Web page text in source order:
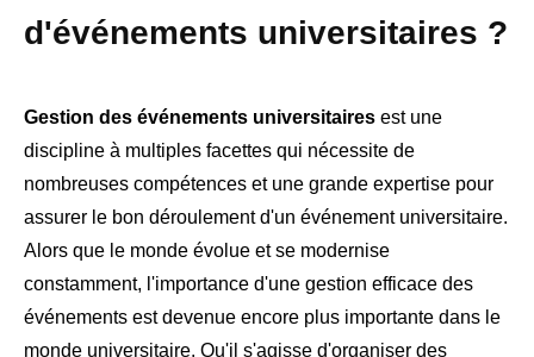
d'événements universitaires ?
Gestion des événements universitaires est une
discipline à multiples facettes qui nécessite de
nombreuses compétences et une grande expertise pour
assurer le bon déroulement d'un événement universitaire.
Alors que le monde évolue et se modernise
constamment, l'importance d'une gestion efficace des
événements est devenue encore plus importante dans le
monde universitaire. Qu'il s'agisse d'organiser des